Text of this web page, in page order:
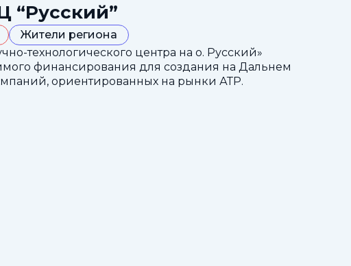
“Русский”
Жители региона
технологического центра на о. Русский»
финансирования для создания на Дальнем
ориентированных на рынки АТР.